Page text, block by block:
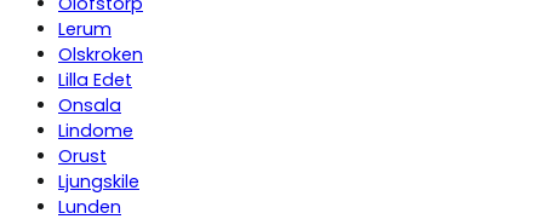
Lerum
Olskroken
Lilla Edet
Onsala
Lindome
Orust
Ljungskile
Lunden